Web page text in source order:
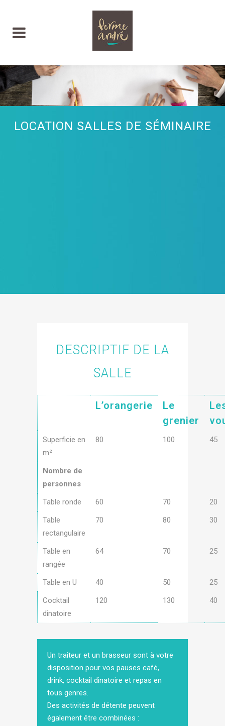
LOCATION SALLES DE SÉMINAIRE
DESCRIPTIF DE LA
SALLE
L’orangerie
Le
grenier
Superficie en
m²
80 100 45
Nombre de
personnes
Table ronde
60 70
20
Table
rectangulaire
70 80 30
Table en
rangée
64 70 25
Table en U 40 50
25
Cocktail
dinatoire
120 130 40
Un traiteur et un brasseur sont à votre
disposition pour vos pauses café,
drink, cocktail dinatoire et repas en
tous genres.
Des activités de détente peuvent
également être combinées :